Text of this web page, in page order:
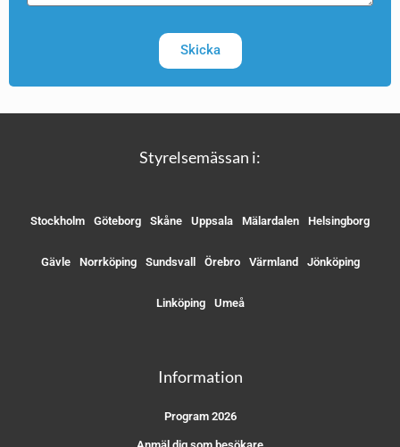
Skicka
Styrelsemässan i:
Stockholm Göteborg Skåne Uppsala Mälardalen Helsingborg
Gävle Norrköping Sundsvall Örebro Värmland Jönköping
Linköping Umeå
Information
Program 2026